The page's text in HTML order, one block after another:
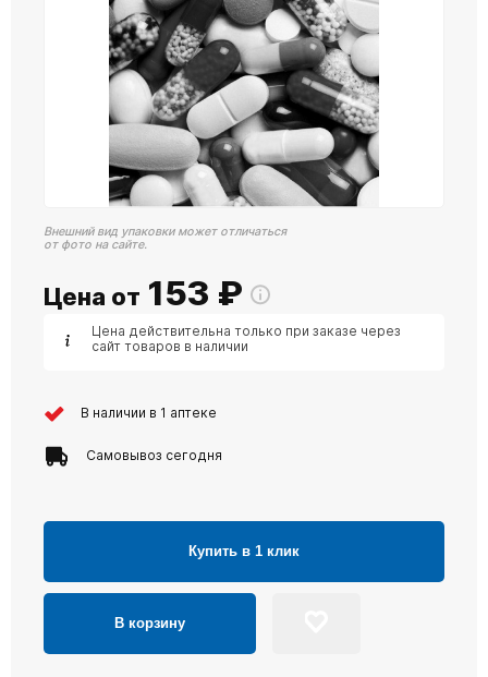
Внешний вид упаковки может отличаться
от фото на сайте.
Цена от 153 ₽
Цена действительна только при заказе через
сайт товаров в наличии
В наличии в 1 аптеке
Самовывоз сегодня
Купить в 1 клик
В корзину